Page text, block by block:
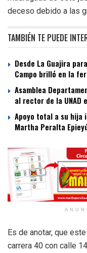
deceso debido a las
TAMBIÉN TE PUEDE
Desde La Guajira
Campo brilló en la
Asamblea
al rector de la UNAD
Apoyo total a su hija
Martha Peralta
Es de anotar, que
carrera 40 con calle